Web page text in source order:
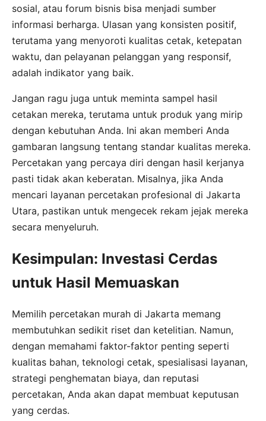
sosial, atau forum bisnis bisa menjadi sumber
informasi berharga. Ulasan yang konsisten positif,
terutama yang menyoroti kualitas cetak, ketepatan
waktu, dan pelayanan pelanggan yang responsif,
adalah indikator yang baik.
Jangan ragu juga untuk meminta sampel hasil
cetakan mereka, terutama untuk produk yang mirip
dengan kebutuhan Anda. Ini akan memberi Anda
gambaran langsung tentang standar kualitas mereka.
Percetakan yang percaya diri dengan hasil kerjanya
pasti tidak akan keberatan. Misalnya, jika Anda
mencari layanan percetakan profesional di Jakarta
Utara, pastikan untuk mengecek rekam jejak mereka
secara menyeluruh.
Kesimpulan: Investasi Cerdas
untuk Hasil Memuaskan
Memilih percetakan murah di Jakarta memang
membutuhkan sedikit riset dan ketelitian. Namun,
dengan memahami faktor-faktor penting seperti
kualitas bahan, teknologi cetak, spesialisasi layanan,
strategi penghematan biaya, dan reputasi
percetakan, Anda akan dapat membuat keputusan
yang cerdas.